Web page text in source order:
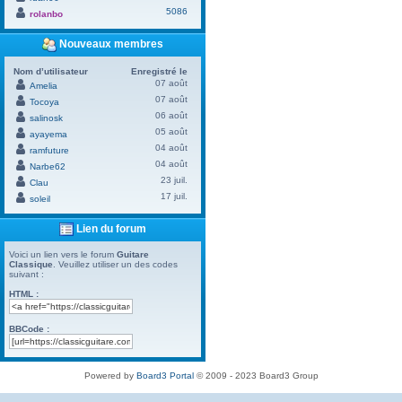
rolanbo
5086
Nouveaux membres
Nom d’utilisateur
Enregistré le
Amelia
07 août
Tocoya
07 août
salinosk
06 août
ayayema
05 août
ramfuture
04 août
Narbe62
04 août
Clau
23 juil.
soleil
17 juil.
Lien du forum
Voici un lien vers le forum Guitare
Classique . Veuillez utiliser un des codes
suivant :
HTML :
BBCode :
Powered by Board3 Portal© 2009 - 2023 Board3 Group